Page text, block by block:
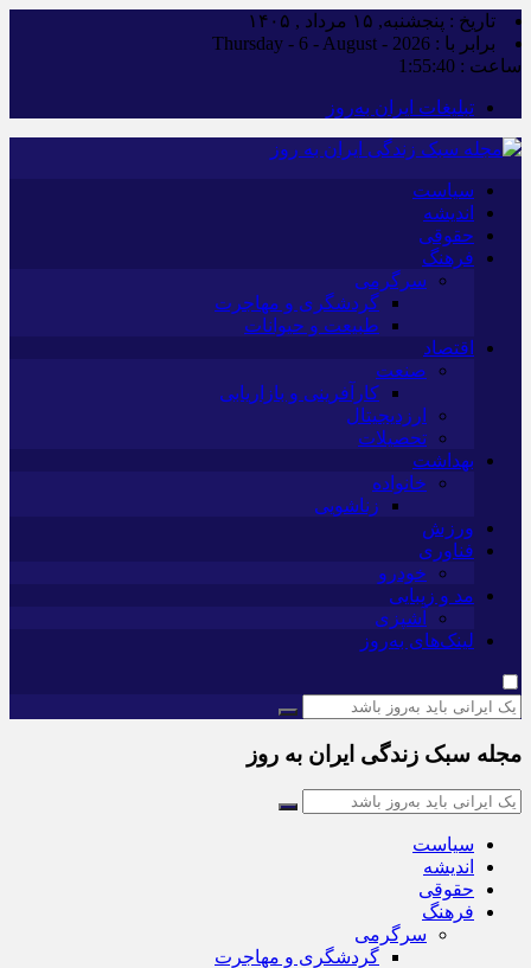
تاریخ : پنجشنبه, ۱۵ مرداد , ۱۴۰۵
برابر با : Thursday - 6 - August - 2026
ساعت : 1:55:40
تبلیغات ایران به‌روز
سیاست
اندیشه
حقوقی
فرهنگ
سرگرمی
گردشگری و مهاجرت
طبیعت و حیوانات
اقتصاد
صنعت
کارآفرینی و بازاریابی
ارزدیجیتال
تحصیلات
بهداشت
خانواده
زناشویی
ورزش
فناوری
خودرو
مد و زیبایی
آشپزی
لینک‌های به‌روز
مجله سبک زندگی ایران به روز
سیاست
اندیشه
حقوقی
فرهنگ
سرگرمی
گردشگری و مهاجرت